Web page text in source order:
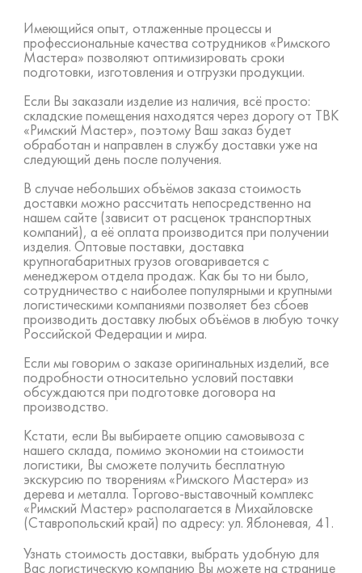
Имеющийся опыт, отлаженные процессы и
профессиональные качества сотрудников «Римского
Мастера» позволяют оптимизировать сроки
подготовки, изготовления и отгрузки продукции.
Если Вы заказали изделие из наличия, всё просто:
складские помещения находятся через дорогу от ТВК
«Римский Мастер», поэтому Ваш заказ будет
обработан и направлен в службу доставки уже на
следующий день после получения.
В случае небольших объёмов заказа стоимость
доставки можно рассчитать непосредственно на
нашем сайте (зависит от расценок транспортных
компаний), а её оплата производится при получении
изделия. Оптовые поставки, доставка
крупногабаритных грузов оговаривается с
менеджером отдела продаж. Как бы то ни было,
сотрудничество с наиболее популярными и крупными
логистическими компаниями позволяет без сбоев
производить доставку любых объёмов в любую точку
Российской Федерации и мира.
Если мы говорим о заказе оригинальных изделий, все
подробности относительно условий поставки
обсуждаются при подготовке договора на
производство.
Кстати, если Вы выбираете опцию самовывоза с
нашего склада, помимо экономии на стоимости
логистики, Вы сможете получить бесплатную
экскурсию по творениям «Римского Мастера» из
дерева и металла. Торгово-выставочный комплекс
«Римский Мастер» располагается в Михайловске
(Ставропольский край) по адресу: ул. Яблоневая, 41.
Узнать стоимость доставки, выбрать удобную для
Вас логистическую компанию Вы можете на странице